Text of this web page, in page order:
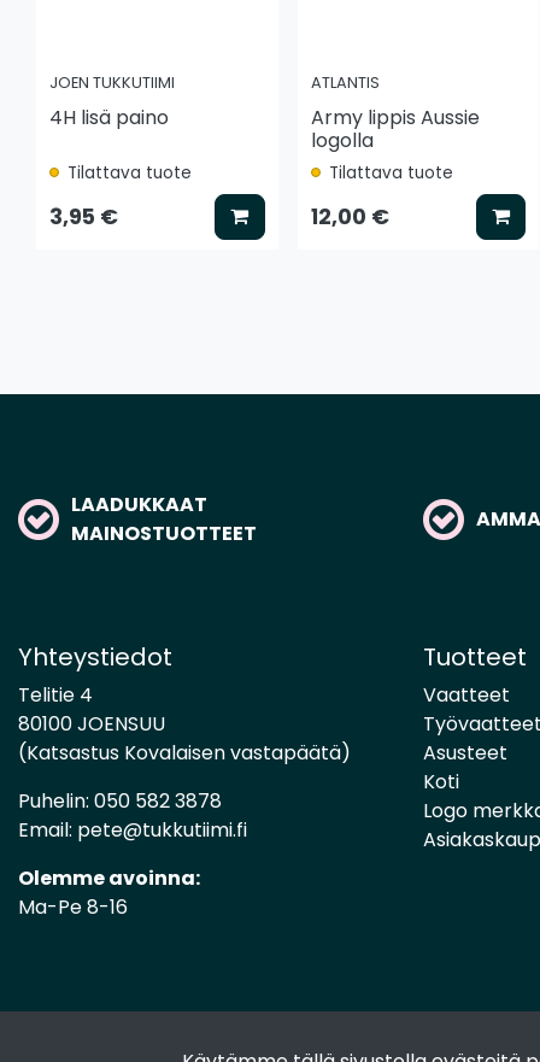
JOEN TUKKUTIIMI
4H lisä paino
Tilattava tuote
3,95 € Lisää koriin
ATLANTIS
Army lippis Aussie
logolla
Tilattava tuote
12,00 €
LAADUKKAAT
MAINOSTUOTTEET
Yhteystiedot
Telitie 4
80100 JOENSUU
(Katsastus Kovalaisen vastapäätä)
Puhelin: 050 582 3878
Email: pete@tukkutiimi.fi
Olemme avoinna:
Ma-Pe 8-16
Tuotteet
Vaatteet
Työvaatteet
Asusteet
Koti
Logo